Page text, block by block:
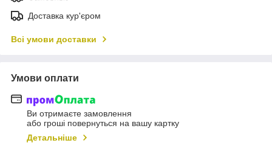
Доставка кур'єром
Всі умови доставки
Умови оплати
Ви отримаєте замовлення
або гроші повернуться на вашу картку
Детальніше